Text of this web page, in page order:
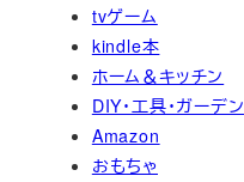
tvゲーム
kindle本
ホーム＆キッチン
DIY・工具・ガーデン
Amazon
おもちゃ